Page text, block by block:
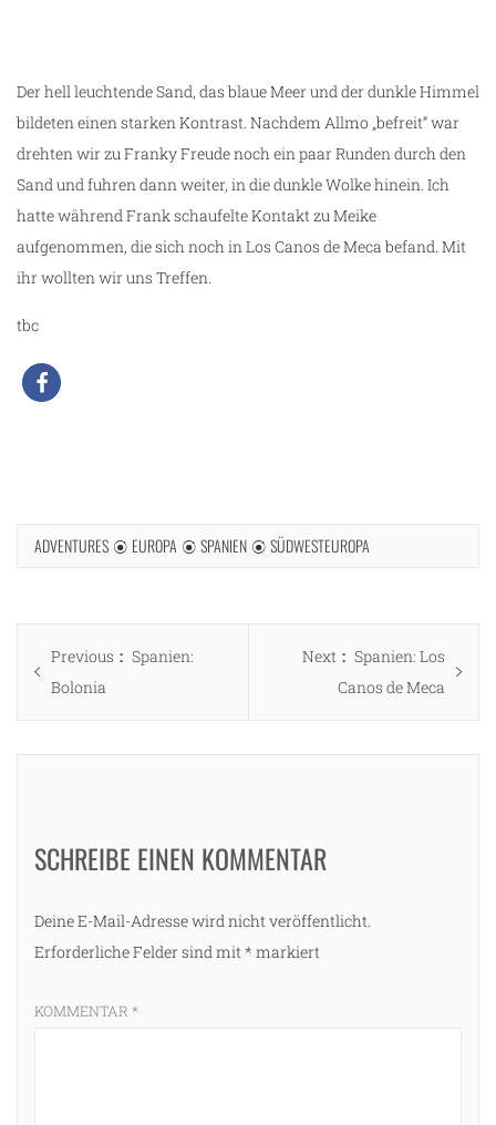
Der hell leuchtende Sand, das blaue Meer und der dunkle Himmel
bildeten einen starken Kontrast. Nachdem Allmo „befreit“ war
drehten wir zu Franky Freude noch ein paar Runden durch den
Sand und fuhren dann weiter, in die dunkle Wolke hinein. Ich
hatte während Frank schaufelte Kontakt zu Meike
aufgenommen, die sich noch in Los Canos de Meca befand. Mit
ihr wollten wir uns Treffen.
tbc
ADVENTURES EUROPA SPANIEN SÜDWESTEUROPA
Beitragsnavigation
Previous
Previous
Spanien:
Bolonia
Next
Next
post:
Spanien: Los
Canos de Meca
SCHREIBE EINEN KOMMENTAR
Deine E-Mail-Adresse wird nicht veröffentlicht.
Erforderliche Felder sind mit * markiert
KOMMENTAR *